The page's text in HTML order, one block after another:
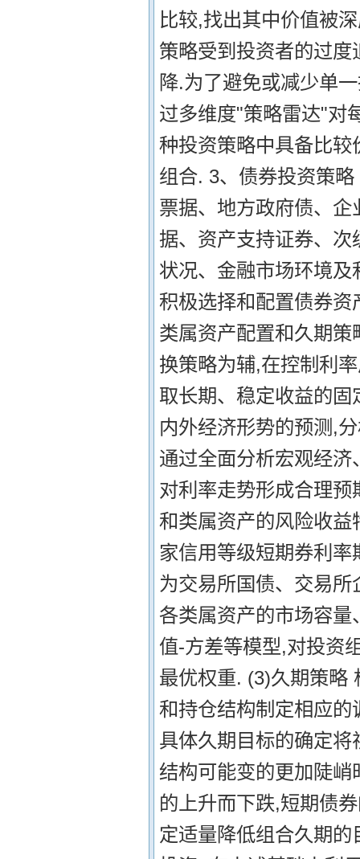
比较,找出其中价值被
策略受到投资者的过
降.为了避免或减少单
过多维度"策略雷达"对
种投资策略中具备比
组合. 3、债券投资策
票据、地方政府债、
据、资产支持证券、
状况、金融市场环境
积极选择和配置债券
类属资产配置和久期
换策略为辅,在控制利
取长期、稳定收益的
内外经济形势的预测,
通过全面分析宏观经
对利率走势形成合理
和类属资产的风险收
家信用等级短期券利
为交易所国债、交易
各类属资产的市场容
值-方差等模型,对投资
最优权重. (3)久期策略
和持仓结构制定相应
具体久期目标的确定
结构可能变的更加陡
的上升而下跌,短期债
定适量降低组合久期